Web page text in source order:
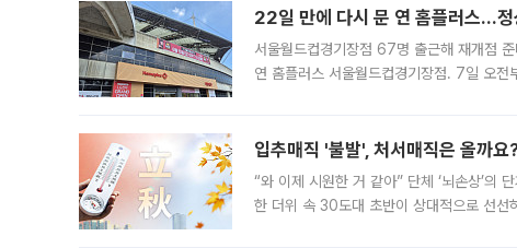
22일 만에 다시 문 연 홈플러스…정
서울월드컵경기장점 67명 출근해 재개점
연 홈플러스 서울월드컵경기장점. 7일 오
입추매직 '불발', 처서매직은 올까
“와 이제 시원한 거 같아” 단체 ‘뇌손상’의
한 더위 속 30도대 초반이 상대적으로 선선